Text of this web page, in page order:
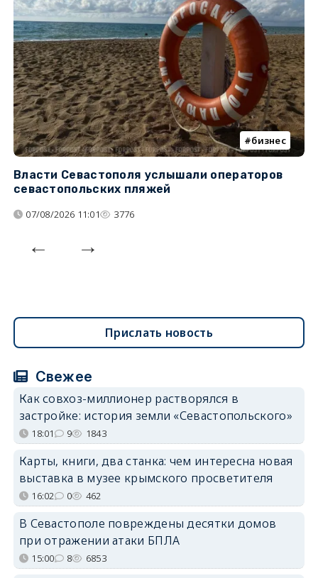
бизнес
Власти Севастополя услышали операторов
севастопольских пляжей
07/08/2026 11:01 3776
Прислать новость
Свежее
Как совхоз-миллионер растворялся в
застройке: история земли «Севастопольского»
18:01 9 1843
Карты, книги, два станка: чем интересна новая
выставка в музее крымского просветителя
16:02 0 462
В Севастополе повреждены десятки домов
при отражении атаки БПЛА
15:00 8 6853